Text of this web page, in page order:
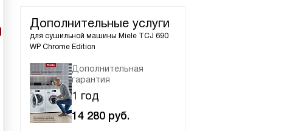
Дополнительные услуги
для сушильной машины Miele TCJ 690
WP Chrome Edition
Дополнительная
гарантия
1 год
14 280 руб.